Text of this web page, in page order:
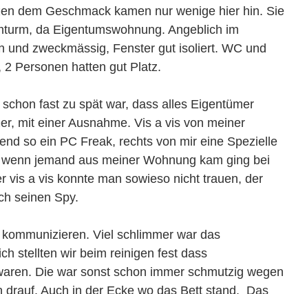
dem Geschmack kamen nur wenige hier hin. Sie
da Eigentumswohnung. Angeblich im
und zweckmässig, Fenster gut isoliert. WC und
Personen hatten gut Platz.
fast zu spät war, dass alles Eigentümer
mit einer Ausnahme. Vis a vis von meiner
so ein PC Freak, rechts von mir eine Spezielle
jemand aus meiner Wohnung kam ging bei
vis a vis konnte man sowieso nicht trauen, der
seinen Spy.
Viel schlimmer war das
stellten wir beim reinigen fest dass
Die war sonst schon immer schmutzig wegen
Auch in der Ecke wo das Bett stand.  Das